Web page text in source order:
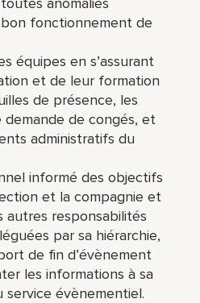
fonctionnement de
équipes en s’assurant
et de leur formation
de présence, les
demande de congés, et
administratifs du
informé des objectifs
et la compagnie et
autres responsabilités
par sa hiérarchie,
de fin d’évènement
les informations à sa
service évènementiel.